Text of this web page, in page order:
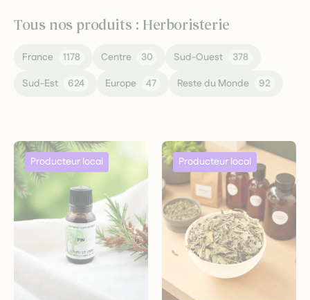
Tous nos produits : Herboristerie
France 1178 Centre 30 Sud-Ouest
378
Sud-Est
624 Europe 47 Reste du Monde 92